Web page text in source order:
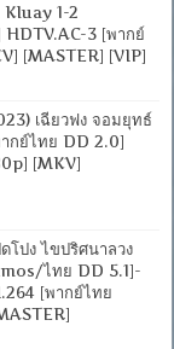
1-2
HDTV.AC-3 [พากย์
[MASTER] [VIP]
เฉียวฟง จอมยุทธ์
กย์ไทย DD 2.0]
[MKV]
ปง ไขปริศนาลวง
ไทย DD 5.1]-
[พากย์ไทย